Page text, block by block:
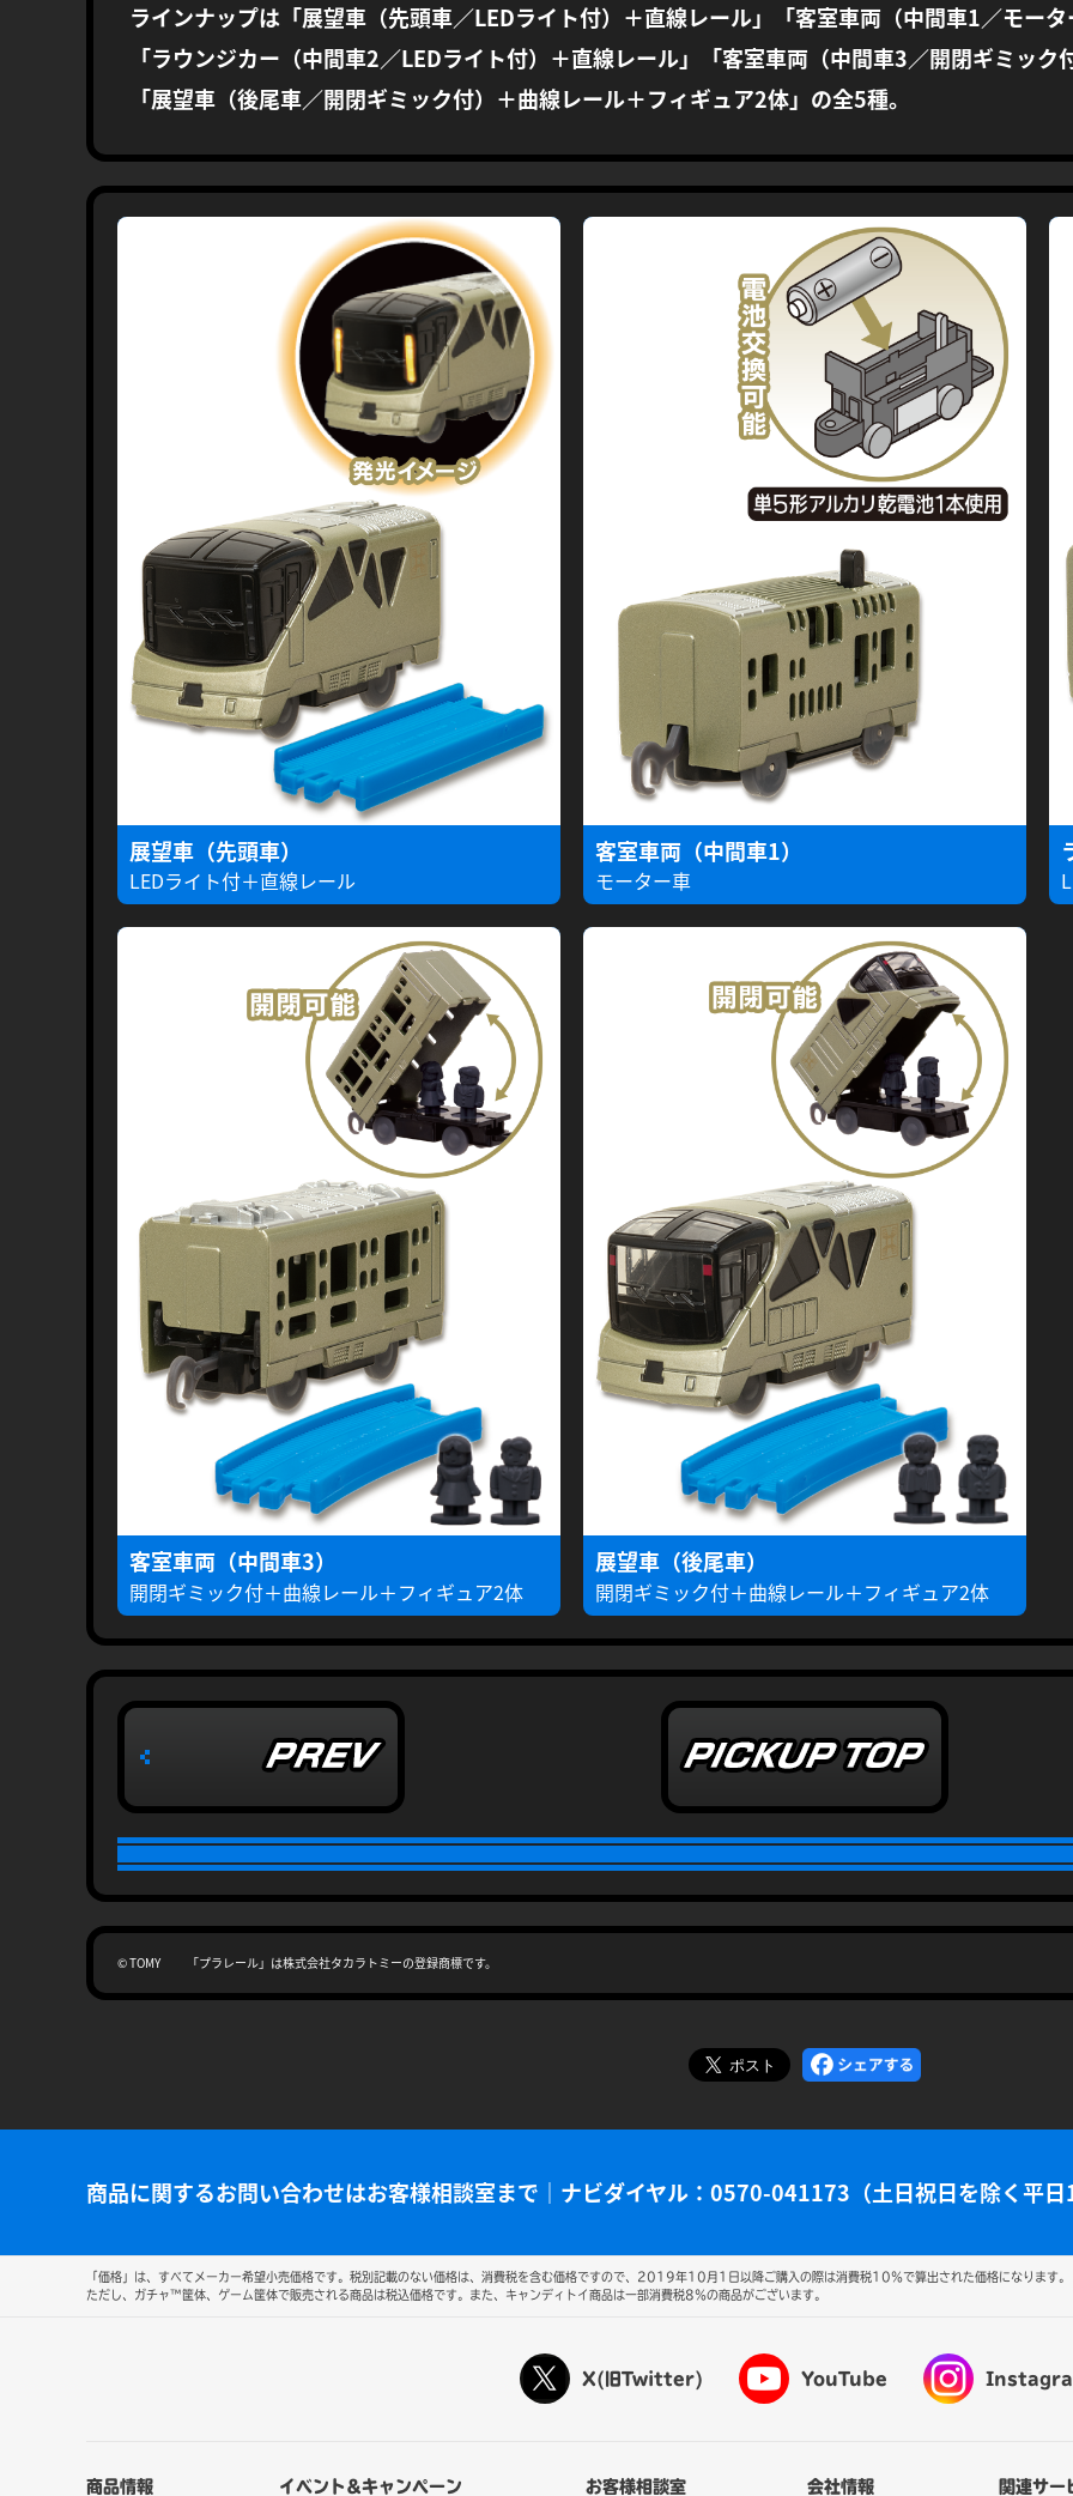
ラインナップは「展望車（先頭車／LEDライト付）＋直線レール」「客室車両（中間車1／モー
「ラウンジカー（中間車2／LEDライト付）＋直線レール」「客室車両（中間車3／開閉ギミッ
「展望車（後尾車／開閉ギミック付）＋曲線レール＋フィギュア2体」の全5種。
展望車（先頭車）
LEDライト付＋直線レール
客室車両（中間車1）
モーター車
客室車両（中間車3）
開閉ギミック付＋曲線レール＋フィギュア2体
展望車（後尾車）
開閉ギミック付＋曲線レール＋フィギュア2体
© TOMY 「プラレール」は株式会社タカラトミーの登録商標です。
商品に関するお問い合わせはお客様相談室まで ｜ ナビダイヤル：0570-041173（土日祝日を除く平
「価格」は、すべてメーカー希望小売価格です。税別記載のない価格は、消費税を含む価格ですので、2019年10月1日以降ご購入の際は消費税10％で算出された価格になります。
ただし、ガチャ™筐体、ゲーム筐体で販売される商品は税込価格です。また、キャンディトイ商品は一部消費税8％の商品がございます。
X(旧Twitter) YouTube
商品情報 イベント&キャンペーン お客様相談室 会社情報 関連サー